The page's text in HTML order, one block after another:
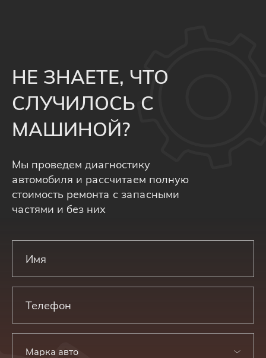
НЕ ЗНАЕТЕ, ЧТО
СЛУЧИЛОСЬ С
МАШИНОЙ?
Мы проведем диагностику
автомобиля и рассчитаем полную
стоимость ремонта с запасными
частями и без них
Марка авто